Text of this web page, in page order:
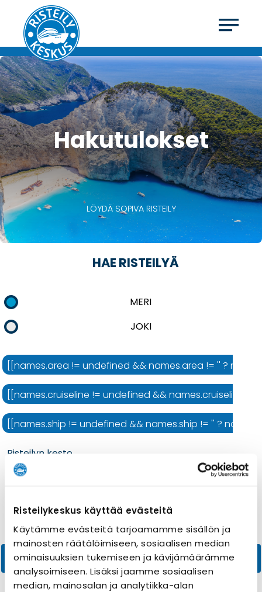
Risteilykeskus käyttää evästeitä
Käytämme evästeitä tarjoamamme sisällön ja
mainosten räätälöimiseen, sosiaalisen median
ominaisuuksien tukemiseen ja kävijämäärämme
analysoimiseen. Lisäksi jaamme sosiaalisen
median, mainosalan ja analytiikka-alan
Hakutulokset
LÖYDÄ SOPIVA RISTEILY
HAE RISTEILYÄ
MERI
JOKI
[[names.area != undefined && names.area != '' ?
[[names.cruiseline != undefined && names.cruiseline
[[names.ship != undefined && names.ship != '' ?
Risteilyn kesto